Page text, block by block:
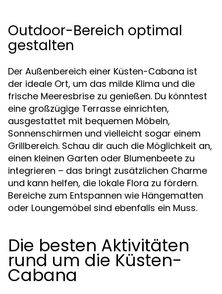
Outdoor-Bereich optimal
gestalten
Der Außenbereich einer Küsten-Cabana ist
der ideale Ort, um das milde Klima und die
frische Meeresbrise zu genießen. Du könntest
eine großzügige Terrasse einrichten,
ausgestattet mit bequemen Möbeln,
Sonnenschirmen und vielleicht sogar einem
Grillbereich. Schau dir auch die Möglichkeit an,
einen kleinen Garten oder Blumenbeete zu
integrieren – das bringt zusätzlichen Charme
und kann helfen, die lokale Flora zu fördern.
Bereiche zum Entspannen wie Hängematten
oder Loungemöbel sind ebenfalls ein Muss.
Die besten Aktivitäten
rund um die Küsten-
Cabana